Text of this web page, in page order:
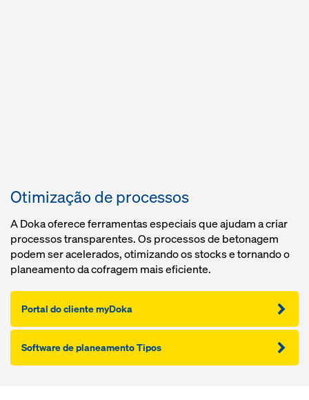
Otimização de processos
A Doka oferece ferramentas especiais que ajudam a criar
processos transparentes. Os processos de betonagem
podem ser acelerados, otimizando os stocks e tornando o
planeamento da cofragem mais eficiente.
Portal do cliente myDoka
Software de planeamento Tipos